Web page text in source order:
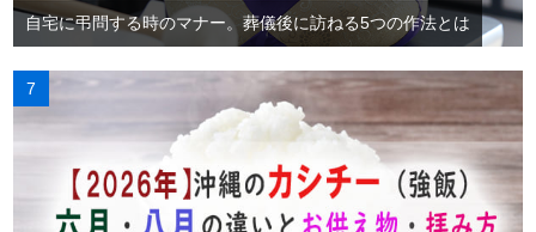
自宅に弔問する時のマナー。葬儀後に訪ねる5つの作法とは